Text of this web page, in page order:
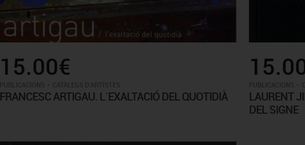
15.00€
-
FRANCESC ARTIGAU. L´EXALTACIÓ DEL QUOTIDIÀ
-
LAURENT
DEL SIGNE